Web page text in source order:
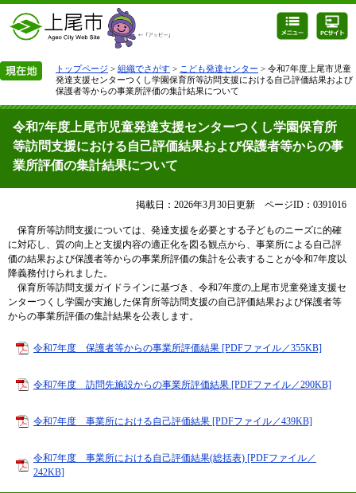
トップページ > 組織でさがす > こども発達センター > 令和7年度上尾市児童
発達支援センターつくし学園保育所等訪問支援における自己評価結果および
保護者等からの事業所評価の集計結果について
令和7年度上尾市児童発達支援センターつくし学園保育所
等訪問支援における自己評価結果および保護者等からの事
業所評価の集計結果について
掲載日：2026年3月30日更新 ページID：0391016
保育所等訪問支援については、発達支援を必要とする子どものニーズに的確
に対応し、質の向上と支援内容の適正化を図る観点から、事業所による自己評
価の結果および保護者等からの事業所評価の集計を公表することが令和7年度以
降義務付けられました。
保育所等訪問支援ガイドラインに基づき、令和7年度の上尾市児童発達支援セ
ンターつくし学園が実施した保育所等訪問支援の自己評価結果および保護者等
からの事業所評価の集計結果を公表します。
令和7年度 保護者等からの事業所評価結果 [PDFファイル／355KB]
令和7年度 訪問先施設からの事業所評価結果 [PDFファイル／290KB]
令和7年度 事業所における自己評価結果 [PDFファイル／439KB]
令和7年度 事業所における自己評価結果(総括表) [PDFファイル／
242KB]